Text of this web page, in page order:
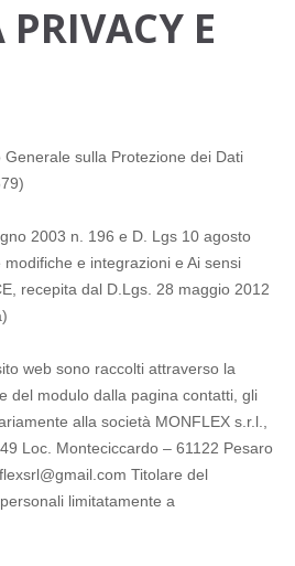
E
sulla Protezione dei Dati
2003 n. 196 e D. Lgs 10 agosto
e integrazioni e Ai sensi
recepita dal D.Lgs. 28 maggio 2012
web sono raccolti attraverso la
del modulo dalla pagina contatti, gli
alla società MONFLEX s.r.l.,
Loc. Monteciccardo – 61122 Pesaro
Titolare del
limitatamente a